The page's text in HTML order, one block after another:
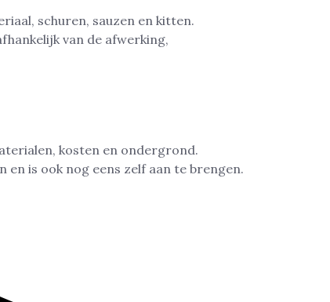
schuren, sauzen en kitten.
van de afwerking,
kosten en ondergrond.
en is ook nog eens zelf aan te brengen.